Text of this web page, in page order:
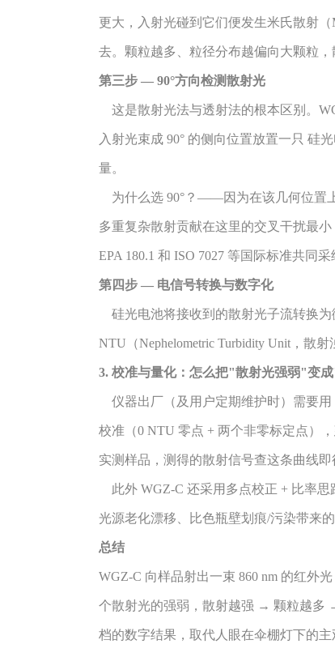
更大，入射光碰到它们便发生米氏散射
去。颗粒越多、粒径分布越偏向大颗粒，
第三步 — 90°方向检测散射光
这是散射光法与透射法的根本区别。
入射光束成 90° 的侧向位置放置一只 硅
量。
为什么选 90°？——因为在该几何位置
多重复杂散射贡献在这里的交叉干扰最
EPA 180.1 和 ISO 7027 等国际标准共同采
第四步 — 电信号转换与数字化
硅光电池将接收到的散射光子流转换
NTU（Nephelometric Turbidity Unit，散
3. 校准与量化：怎么把"散射光强弱"变
仪器出厂（及用户定期维护时）需要用
校准（0 NTU 零点 + 两个非零标定点）
实测样品，测得的散射信号查这条曲线即
此外 WGZ-C 还采用多点校正 + 比率思
光源老化漂移、比色瓶壁划痕/污染带来
总结
WGZ-C 向样品射出一束 860 nm 的红外
个散射光的强弱，散射越强 → 颗粒越多
档的数字结果，取代人眼在伞棚灯下的主